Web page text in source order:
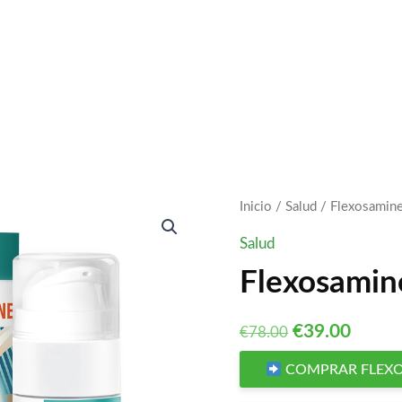
Inicio /Salud /
Salud
€78.00 El
precio
original
€39.00El
precio
actual
COMPRAR